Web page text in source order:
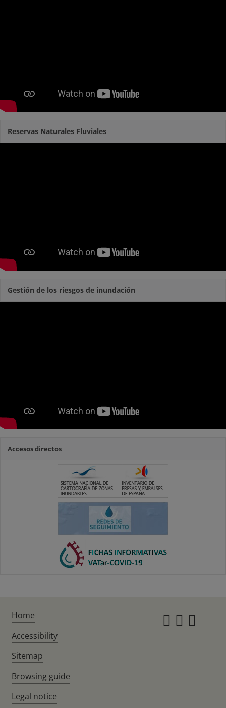
Reservas Naturales Fluviales
Gestión de los riesgos de inundación
Accesos directos
Home
Accessibility
Sitemap
Browsing guide
Legal notice